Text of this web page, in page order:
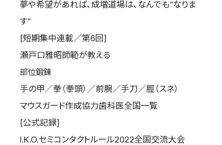
夢や希望があれば、成増道場は、なんでも“なりま
す”
[短期集中連載／第6回]
瀬戸口雅昭師範が教える
部位鍛錬
手の甲／拳（拳頭）／前腕／手刀／脛（スネ）
マウスガード作成協力歯科医全国一覧
[公式記録]
I.K.O.セミコンタクトルール2022全国交流大会